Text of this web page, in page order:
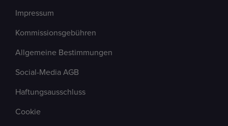
Impressum
Kommissionsgebühren
Allgemeine Bestimmungen
Social-Media AGB
Haftungsausschluss
Cookie